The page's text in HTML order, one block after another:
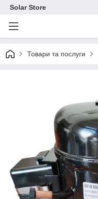
Solar Store
Товари та послуги